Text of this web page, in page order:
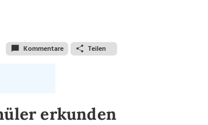
Kommentare Teilen
erkunden